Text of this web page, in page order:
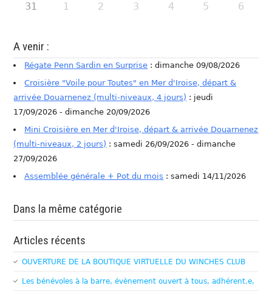
31 1 2 3 4 5 6
A venir :
Régate Penn Sardin en Surprise : dimanche 09/08/2026
Croisière "Voile pour Toutes" en Mer d'Iroise, départ &
arrivée Douarnenez (multi-niveaux, 4 jours) : jeudi
17/09/2026 - dimanche 20/09/2026
Mini Croisière en Mer d'Iroise, départ & arrivée Douarnenez
(multi-niveaux, 2 jours) : samedi 26/09/2026 - dimanche
27/09/2026
Assemblée générale + Pot du mois : samedi 14/11/2026
Dans la même catégorie
Articles récents
OUVERTURE DE LA BOUTIQUE VIRTUELLE DU WINCHES CLUB
Les bénévoles à la barre, évènement ouvert à tous, adhérent.e,